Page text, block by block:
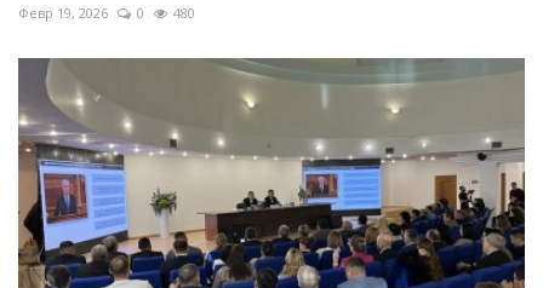
Февр 19, 2026 0 480